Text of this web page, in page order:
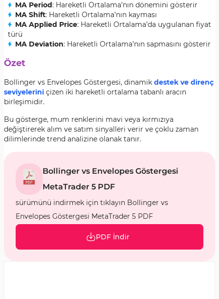
MA Period: Hareketli Ortalama’nın dönemini gösterir
MA Shift: Hareketli Ortalama’nın kayması
MA Applied Price: Hareketli Ortalama’da uygulanan fiyat
türü
MA Deviation: Hareketli Ortalama’nın sapmasını gösterir
Özet
Bollinger vs Envelopes Göstergesi, dinamik destek ve direnç
seviyelerini çizen iki hareketli ortalama tabanlı aracın
birleşimidir.
Bu gösterge, mum renklerini mavi veya kırmızıya
değiştirerek alım ve satım sinyalleri verir ve çoklu zaman
dilimlerinde trend analizine olanak tanır.
Bollinger vs Envelopes Göstergesi
MetaTrader 5 PDF
sürümünü indirmek için tıklayın Bollinger vs
Envelopes Göstergesi MetaTrader 5 PDF
PDF İndir